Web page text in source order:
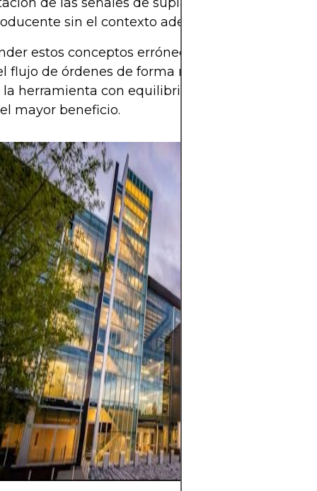
sin el contexto adecuado.
estos conceptos erróneos es vital para
flujo de órdenes de forma realista. Los traders
herramienta con equilibrio, sin exagerar,
mayor beneficio.